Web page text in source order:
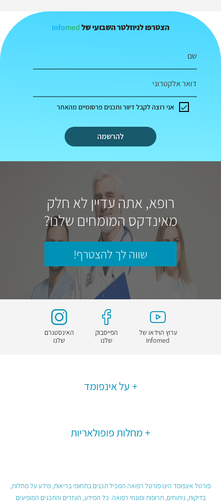
הצטרפו לניוזלטר השבועי של Infomed
שם
דואר אלקטרוני
להרשמה
אני רוצה לקבל דיוור ותכנים פרסומיים מהאתר
רופא, אתה עדיין לא חלק
מאינדקס המומחים שלנו?
שווה לך להצטרף!
ערוץ הוידאו של
Infomed
הפייסבוק
שלנו
האינסטגרם
שלנו
על אינפומד
מחלות פופולאריות
פורטל אינפומד הינו פורטל רפואה המכיל תכנים בתחומי בריאות, מידע על מחלות,
בדיקות, ניתוחים, תרופות ומונחי רפואה. כל המידע, העזרים והתכנים המופיעים